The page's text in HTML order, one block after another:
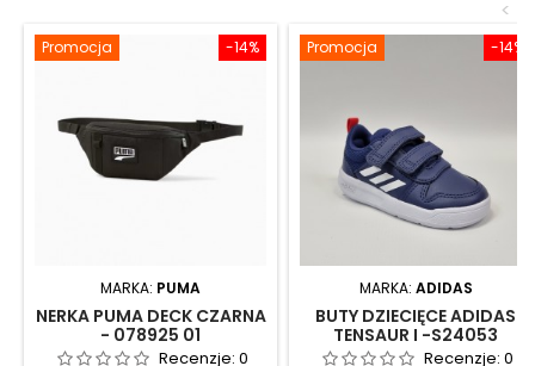
<
-14%
Promocja
MARKA: PUMA
NERKA PUMA DECK CZARNA
- 078925 01
Recenzje: 0
-14%
Promocja
MARKA: ADIDAS
BUTY DZIECIĘCE ADIDAS
TENSAUR I -S24053
Recenzje: 0